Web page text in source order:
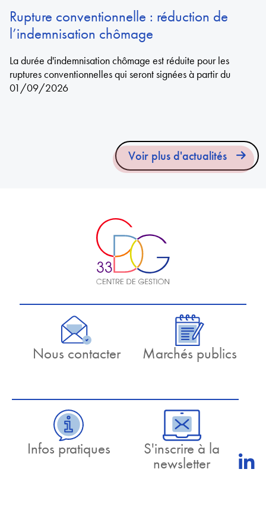
Rupture conventionnelle : réduction de
l’indemnisation chômage
La durée d'indemnisation chômage est réduite pour les
ruptures conventionnelles qui seront signées à partir du
01/09/2026
Voir plus d'actualités
Nous contacter Marchés publics
Infos pratiques S'inscrire à la
newsletter